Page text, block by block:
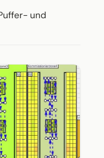
und